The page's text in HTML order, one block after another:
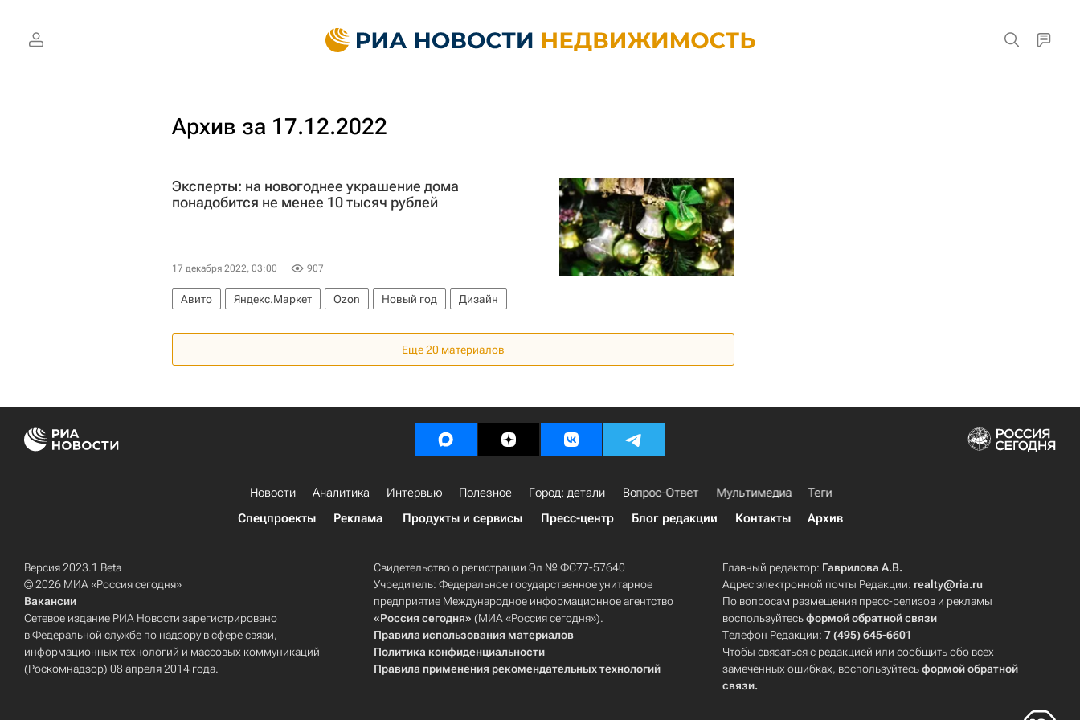
Архив за 17.12.2022
Эксперты: на новогоднее украшение дома
понадобится не менее 10 тысяч рублей
17 декабря 2022, 03:00 907
Авито Яндекс.Маркет Ozon Новый год Дизайн
Еще 20 материалов
Новости Аналитика Интервью Полезное Город: детали Вопрос-Ответ Мультимедиа
Теги
Спецпроекты
Реклама Продукты и сервисы Пресс-центр Блог редакции Контакты Архив
Версия 2023.1 Beta
© 2026 МИА «Россия сегодня»
Вакансии
Сетевое издание РИА Новости зарегистрировано
в Федеральной службе по надзору в сфере связи,
информационных технологий и массовых коммуникаций
(Роскомнадзор) 08 апреля 2014 года.
Свидетельство о регистрации Эл № ФС77-57640
Учредитель: Федеральное государственное унитарное
предприятие Международное информационное агентство
«Россия сегодня» (МИА «Россия сегодня»).
Правила использования материалов
Политика конфиденциальности
Правила применения рекомендательных технологий
Главный редактор: Гаврилова А.В.
Адрес электронной почты Редакции: realty@ria.ru
По вопросам размещения пресс-релизов и рекламы
воспользуйтесьформой обратной связи
Телефон Редакции:7 (495) 645-6601
Чтобы связаться с редакцией или сообщить обо всех
замеченных ошибках, воспользуйтесьформой обратной
связи.